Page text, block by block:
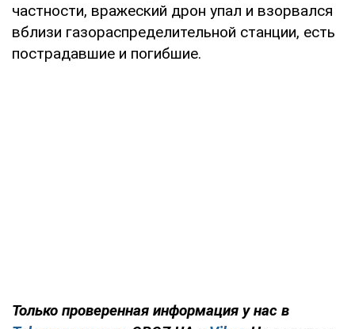
частности, вражеский дрон упал и взорвался
вблизи газораспределительной станции, есть
пострадавшие и погибшие.
Только проверенная информация у нас в